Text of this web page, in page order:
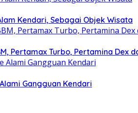
Kendari, Sebagai Objek Wisata
Pertamax Turbo, Pertamina Dex
Gangguan Kendari